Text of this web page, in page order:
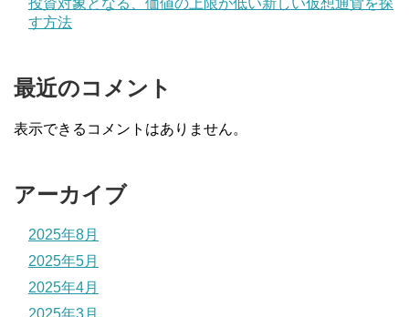
す方法
最近のコメント
表示できるコメントはありません。
アーカイブ
2025年8月
2025年5月
2025年4月